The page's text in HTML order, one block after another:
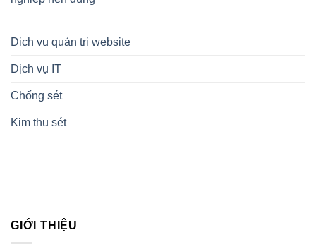
Dịch vụ quản trị website
Dịch vụ IT
Chống sét
Kim thu sét
GIỚI THIỆU